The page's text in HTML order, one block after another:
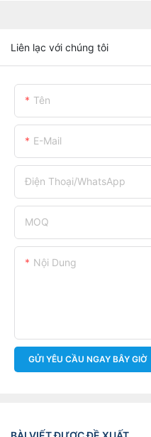
Liên lạc với chúng tôi
Tên
E-Mail
Điện Thoại/WhatsApp
MOQ
Nội Dung
GỬI YÊU CẦU NGAY BÂY GIỜ